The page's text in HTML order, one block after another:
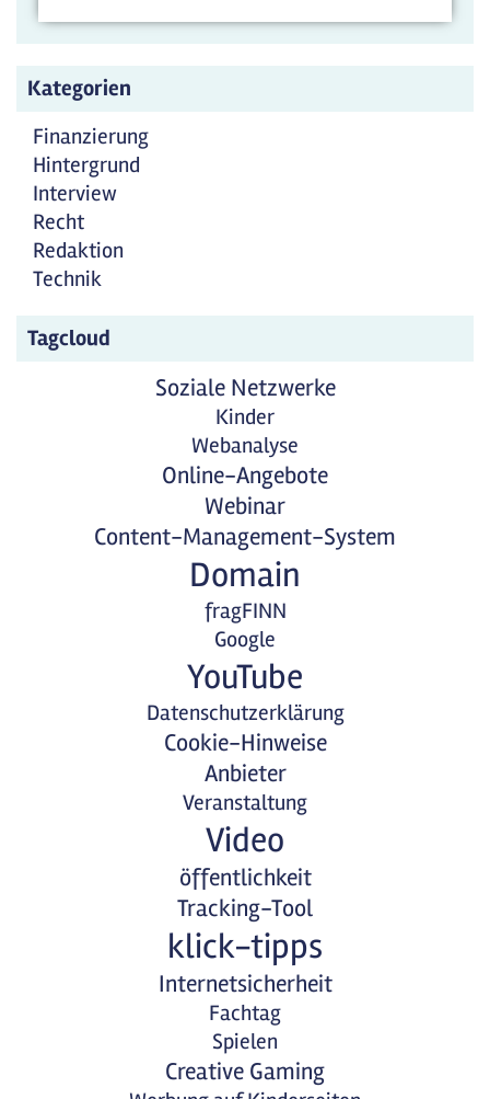
Kategorien
Finanzierung
Hintergrund
Interview
Recht
Redaktion
Technik
Tagcloud
Soziale Netzwerke
Kinder
Webanalyse
Online-Angebote
Webinar
Content-Management-System
Domain
fragFINN
Google
YouTube
Datenschutzerklärung
Cookie-Hinweise
Anbieter
Veranstaltung
Video
öffentlichkeit
Tracking-Tool
klick-tipps
Internetsicherheit
Fachtag
Spielen
Creative Gaming